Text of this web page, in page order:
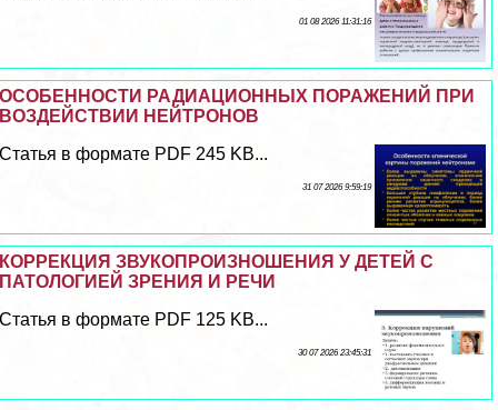
01 08 2026 11:31:16
ОСОБЕННОСТИ РАДИАЦИОННЫХ ПОРАЖЕНИЙ ПРИ
ВОЗДЕЙСТВИИ НЕЙТРОНОВ
Статья в формате PDF 245 KB...
31 07 2026 9:59:19
КОРРЕКЦИЯ ЗВУКОПРОИЗНОШЕНИЯ У ДЕТЕЙ С
ПАТОЛОГИЕЙ ЗРЕНИЯ И РЕЧИ
Статья в формате PDF 125 KB...
30 07 2026 23:45:31